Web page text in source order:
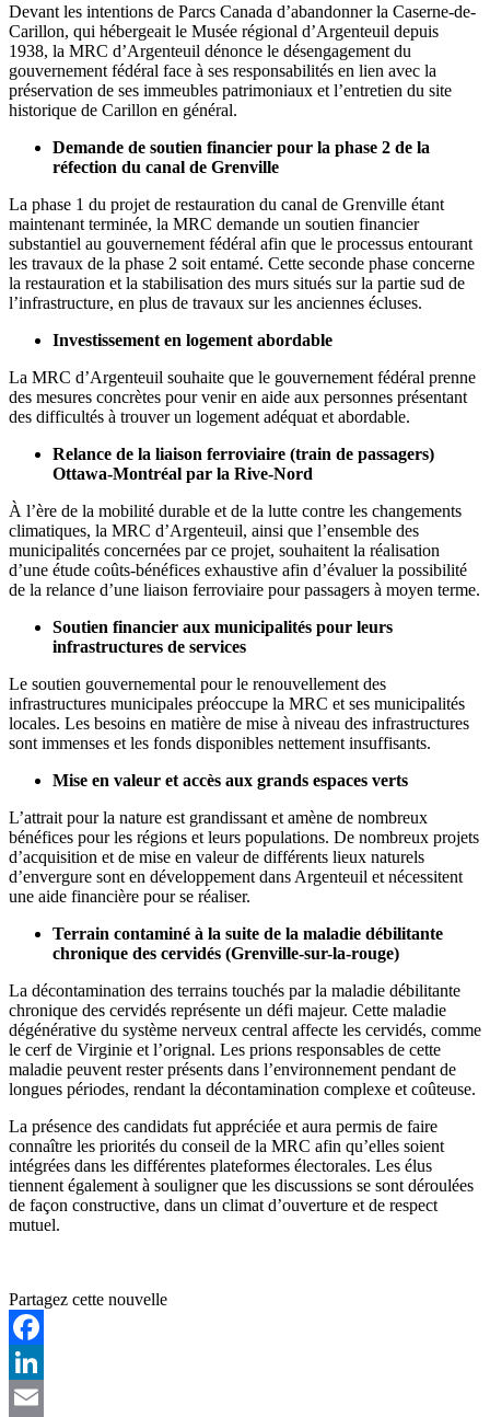
Devant les intentions de Parcs Canada d’abandonner la Caserne-de-
Carillon, qui hébergeait le Musée régional d’Argenteuil depuis
1938, la MRC d’Argenteuil dénonce le désengagement du
gouvernement fédéral face à ses responsabilités en lien avec la
préservation de ses immeubles patrimoniaux et l’entretien du site
historique de Carillon en général.
Demande de soutien financier pour la phase 2 de la
réfection du canal de Grenville
La phase 1 du projet de restauration du canal de Grenville étant
maintenant terminée, la MRC demande un soutien financier
substantiel au gouvernement fédéral afin que le processus entourant
les travaux de la phase 2 soit entamé. Cette seconde phase concerne
la restauration et la stabilisation des murs situés sur la partie sud de
l’infrastructure, en plus de travaux sur les anciennes écluses.
Investissement en logement abordable
La MRC d’Argenteuil souhaite que le gouvernement fédéral prenne
des mesures concrètes pour venir en aide aux personnes présentant
des difficultés à trouver un logement adéquat et abordable.
Relance de la liaison ferroviaire (train de passagers)
Ottawa-Montréal par la Rive-Nord
À l’ère de la mobilité durable et de la lutte contre les changements
climatiques, la MRC d’Argenteuil, ainsi que l’ensemble des
municipalités concernées par ce projet, souhaitent la réalisation
d’une étude coûts-bénéfices exhaustive afin d’évaluer la possibilité
de la relance d’une liaison ferroviaire pour passagers à moyen terme.
Soutien financier aux municipalités pour leurs
infrastructures de services
Le soutien gouvernemental pour le renouvellement des
infrastructures municipales préoccupe la MRC et ses municipalités
locales. Les besoins en matière de mise à niveau des infrastructures
sont immenses et les fonds disponibles nettement insuffisants.
Mise en valeur et accès aux grands espaces verts
L’attrait pour la nature est grandissant et amène de nombreux
bénéfices pour les régions et leurs populations. De nombreux projets
d’acquisition et de mise en valeur de différents lieux naturels
d’envergure sont en développement dans Argenteuil et nécessitent
une aide financière pour se réaliser.
Terrain contaminé à la suite de la maladie débilitante
chronique des cervidés (Grenville-sur-la-rouge)
La décontamination des terrains touchés par la maladie débilitante
chronique des cervidés représente un défi majeur. Cette maladie
dégénérative du système nerveux central affecte les cervidés, comme
le cerf de Virginie et l’orignal. Les prions responsables de cette
maladie peuvent rester présents dans l’environnement pendant de
longues périodes, rendant la décontamination complexe et coûteuse.
La présence des candidats fut appréciée et aura permis de faire
connaître les priorités du conseil de la MRC afin qu’elles soient
intégrées dans les différentes plateformes électorales. Les élus
tiennent également à souligner que les discussions se sont déroulées
de façon constructive, dans un climat d’ouverture et de respect
mutuel.
Partagez cette nouvelle
Facebook
LinkedIn